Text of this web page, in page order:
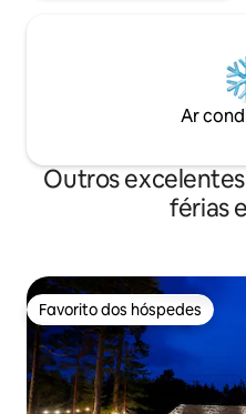
Ar
Outros
férias
Favorito dos hóspedes
Favorito dos hóspedes